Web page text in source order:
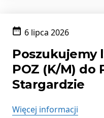
Data
publikacji:
6 lipca 2026
Poszukujemy
POZ (K/M) do
Stargardzie
Więcej informacji